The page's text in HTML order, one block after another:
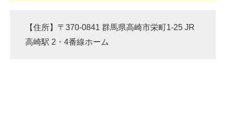
ビジネスと働き方のヒント
AI活用のいまが分かる
【住所】〒370-0841 群馬県高崎市栄町1-25 JR
高崎駅 2・4番線ホーム